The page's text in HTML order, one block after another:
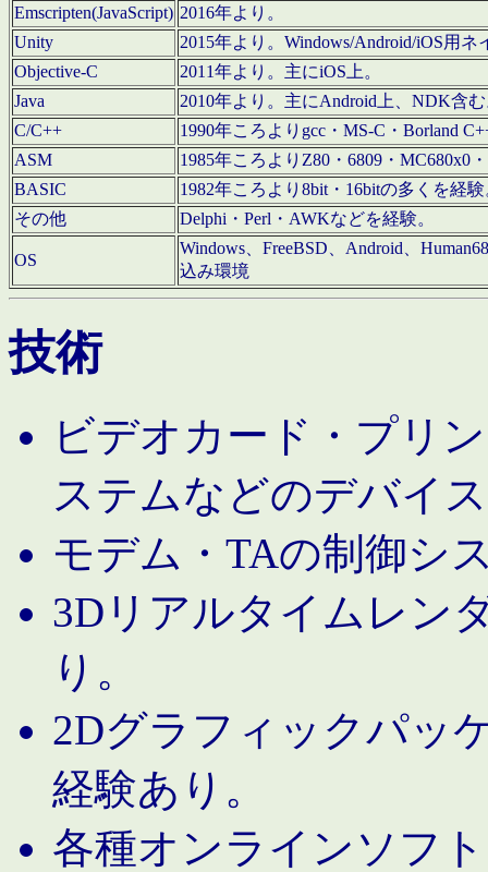
Emscripten(JavaScript) 2016年より。
Unity
2015年より。Windows/Android/iOS用
Objective-C
2011年より。主にiOS上。
Java
2010年より。主にAndroid上、NDK含
C/C++
1990年ころよりgcc・MS-C・Borland
ASM
1985年ころよりZ80・6809・MC680x0
BASIC
1982年ころより8bit・16bitの多くを経
その他
Delphi・Perl・AWKなどを経験。
OS
Windows、FreeBSD、Android、
込み環境
技術
ビデオカード・プリ
ステムなどのデバイ
モデム・TAの制御シ
3Dリアルタイムレン
り。
2Dグラフィックパッ
経験あり。
各種オンラインソフ